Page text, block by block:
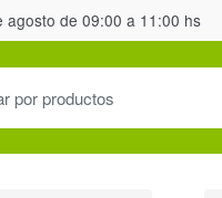
agosto de 09:00 a 11:00 hs